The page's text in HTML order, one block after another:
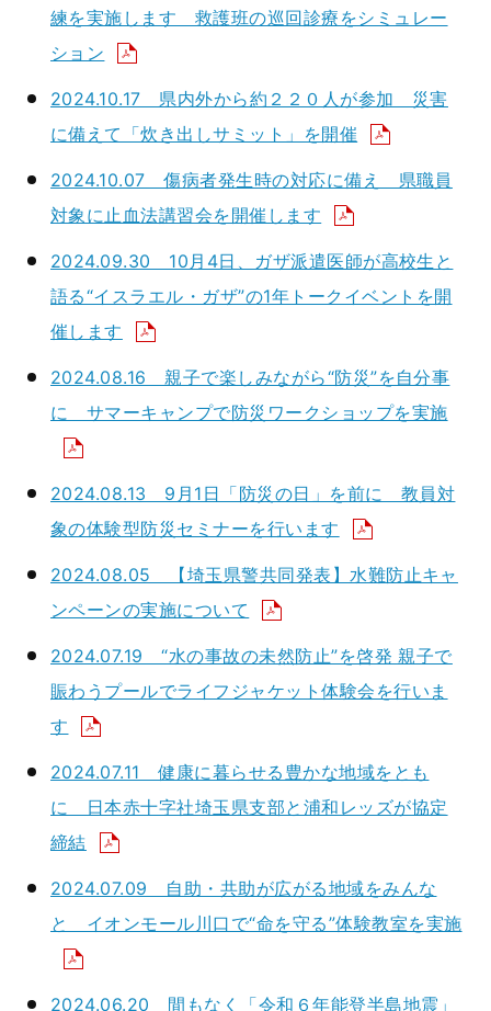
練を実施します 救護班の巡回診療をシミュレー
ション
2024.10.17 県内外から約２２０人が参加 災害
に備えて「炊き出しサミット」を開催
2024.10.07 傷病者発生時の対応に備え 県職員
対象に止血法講習会を開催します
2024.09.30 10月4日、ガザ派遣医師が高校生と
語る“イスラエル・ガザ”の1年トークイベントを開
催します
2024.08.16 親子で楽しみながら“防災”を自分事
に サマーキャンプで防災ワークショップを実施
2024.08.13 9月1日「防災の日」を前に 教員対
象の体験型防災セミナーを行います
2024.08.05 【埼玉県警共同発表】水難防止キャ
ンペーンの実施について
2024.07.19 “水の事故の未然防止”を啓発 親子で
賑わうプールでライフジャケット体験会を行いま
す
2024.07.11 健康に暮らせる豊かな地域をとも
に 日本赤十字社埼玉県支部と浦和レッズが協定
締結
2024.07.09 自助・共助が広がる地域をみんな
と イオンモール川口で“命を守る”体験教室を実施
2024.06.20 間もなく「令和６年能登半島地震」